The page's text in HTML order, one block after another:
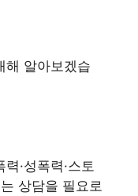
해 알아보겠습
·성폭력·스토
상담을 필요로